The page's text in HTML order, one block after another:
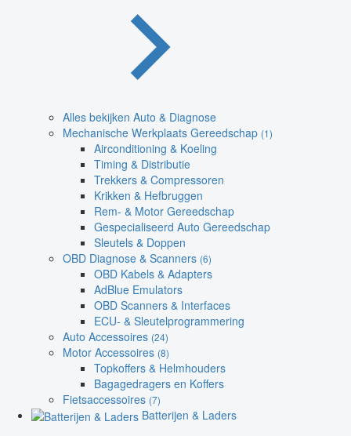
Alles bekijken Auto & Diagnose
Mechanische Werkplaats Gereedschap (1)
Airconditioning & Koeling
Timing & Distributie
Trekkers & Compressoren
Krikken & Hefbruggen
Rem- & Motor Gereedschap
Gespecialiseerd Auto Gereedschap
Sleutels & Doppen
OBD Diagnose & Scanners (6)
OBD Kabels & Adapters
AdBlue Emulators
OBD Scanners & Interfaces
ECU- & Sleutelprogrammering
Auto Accessoires (24)
Motor Accessoires (8)
Topkoffers & Helmhouders
Bagagedragers en Koffers
Fietsaccessoires (7)
Batterijen & Laders